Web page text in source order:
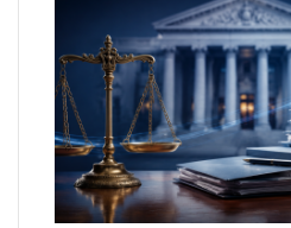
l
A
d
o
c
l
v